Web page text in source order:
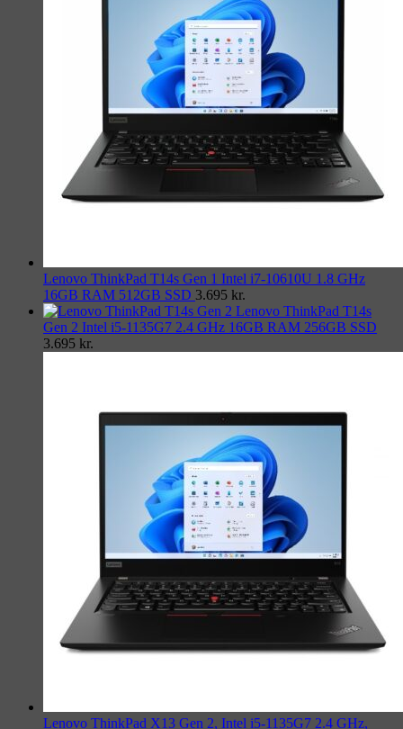
Lenovo ThinkPad T14s Gen 1 Intel i7-10610U 1.8 GHz
16GB RAM 512GB SSD 3.695 kr.
Lenovo ThinkPad T14s
Gen 2 Intel i5-1135G7 2.4 GHz 16GB RAM 256GB SSD
3.695 kr.
Lenovo ThinkPad X13 Gen 2, Intel i5-1135G7 2.4 GHz,